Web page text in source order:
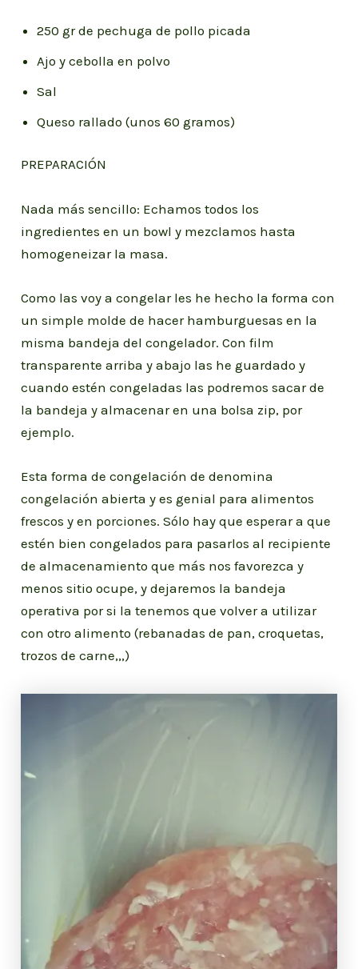
250 gr de pechuga de pollo picada
Ajo y cebolla en polvo
Sal
Queso rallado (unos 60 gramos)
PREPARACIÓN
Nada más sencillo: Echamos todos los
ingredientes en un bowl y mezclamos hasta
homogeneizar la masa.
Como las voy a congelar les he hecho la forma con
un simple molde de hacer hamburguesas en la
misma bandeja del congelador. Con film
transparente arriba y abajo las he guardado y
cuando estén congeladas las podremos sacar de
la bandeja y almacenar en una bolsa zip, por
ejemplo.
Esta forma de congelación de denomina
congelación abierta y es genial para alimentos
frescos y en porciones. Sólo hay que esperar a que
estén bien congelados para pasarlos al recipiente
de almacenamiento que más nos favorezca y
menos sitio ocupe, y dejaremos la bandeja
operativa por si la tenemos que volver a utilizar
con otro alimento (rebanadas de pan, croquetas,
trozos de carne,,,)